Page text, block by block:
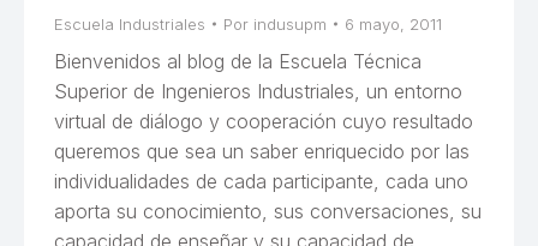
Escuela Industriales Por indusupm 6 mayo, 2011
Bienvenidos al blog de la Escuela Técnica
Superior de Ingenieros Industriales, un entorno
virtual de diálogo y cooperación cuyo resultado
queremos que sea un saber enriquecido por las
individualidades de cada participante, cada uno
aporta su conocimiento, sus conversaciones, su
capacidad de enseñar y su capacidad de